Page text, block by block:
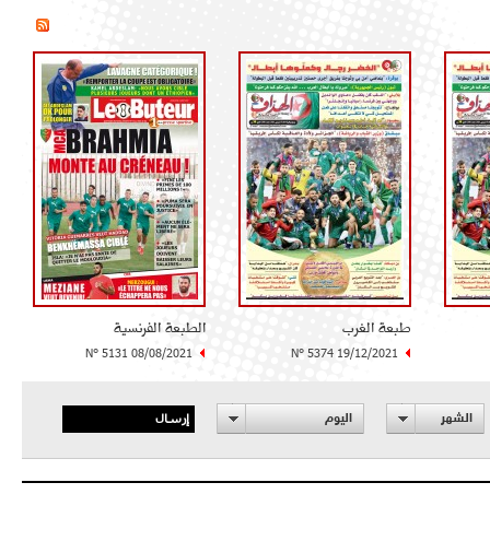
طبعة الغرب
N° 5374 19/12/2021
الطبعة الفرنسية
N° 5131 08/08/2021
الشهر اليوم إرسال